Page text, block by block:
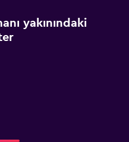
yakınındaki